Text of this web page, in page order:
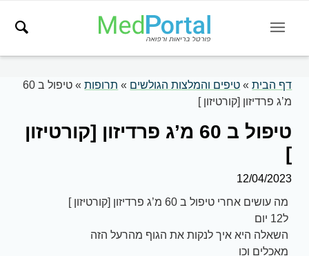
דף הבית» טיפים והמלצות הגולשים » תרופות»
טיפול ב 60
מ’ג פרדיזון [קורטיזון ]
טיפול ב 60 מ’ג פרדיזון [קורטיזון
]
12/04/2023
מה עושים אחרי טיפול ב 60 מ’ג פרדיזון [קורטיזון ]
ל12 יום
השאלה היא איך לנקות את הגוף מהרעל הזה
מאכלים וכו